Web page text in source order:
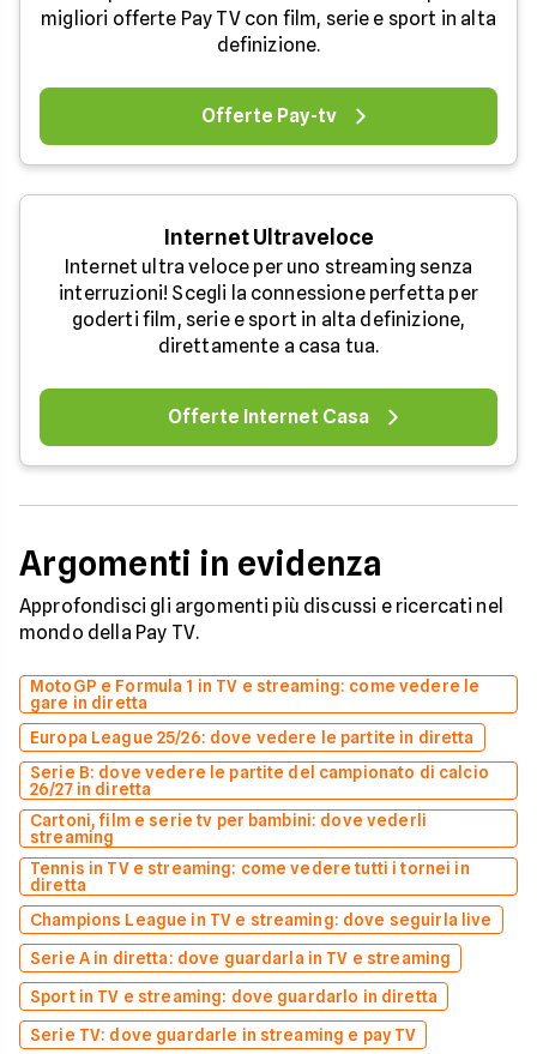
migliori offerte Pay TV con film, serie e sport in alta
definizione.
Offerte Pay-tv
Internet Ultraveloce
Internet ultra veloce per uno streaming senza
interruzioni! Scegli la connessione perfetta per
goderti film, serie e sport in alta definizione,
direttamente a casa tua.
Offerte Internet Casa
Argomenti in evidenza
Approfondisci gli argomenti più discussi e ricercati nel
mondo della Pay TV.
MotoGP e Formula 1 in TV e streaming: come vedere le
gare in diretta
Europa League 25/26: dove vedere le partite in diretta
Serie B: dove vedere le partite del campionato di calcio
26/27 in diretta
Cartoni, film e serie tv per bambini: dove vederli
streaming
Tennis in TV e streaming: come vedere tutti i tornei in
diretta
Champions League in TV e streaming: dove seguirla live
Serie A in diretta: dove guardarla in TV e streaming
Sport in TV e streaming: dove guardarlo in diretta
Serie TV: dove guardarle in streaming e pay TV